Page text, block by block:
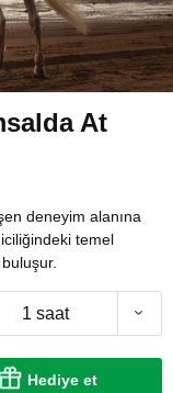
At
deneyim alanına
temel
1 saat
Hediye et